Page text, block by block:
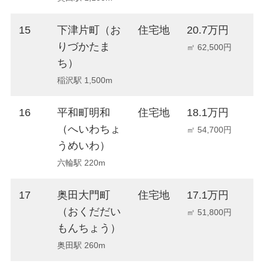
15
下津片町（お
りづかたま
ち）
稲沢駅 1,500m
住宅地 20.7万円
㎡ 62,500円
16
平和町明和
（へいわちょ
うめいわ）
六輪駅 220m
住宅地 18.1万円
㎡ 54,700円
17
奥田大門町
（おくだだい
もんちょう）
奥田駅 260m
住宅地 17.1万円
㎡ 51,800円